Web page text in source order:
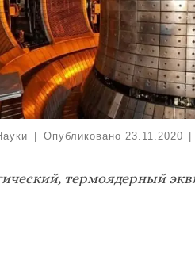
Опубликовано 23.11.2020
термоядерный